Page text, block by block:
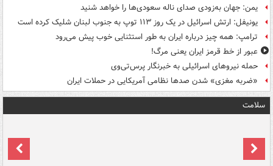
یمن: جهان به‌زودی صدای ناله سعودی‌ها را خواهد شنید
یونیفل: ارتش اسرائیل در یک روز ۱۱۳ توپ به جنوب لبنان شلیک کرده است
ترامپ: همه چیز درباره ایران به طور استثنایی خوب پیش می‌رود
عبور از خط قرمز ایران یعنی مرگ!
حمله نیروهای اسرائیلی به خبرنگار پرس‌تی‌وی
«ضربه مغزی» شدن صدها نظامی آمریکایی در حملات ایران
سلامت